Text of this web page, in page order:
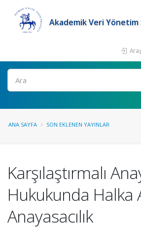
Akademik Veri Yönetim
Ara
ANA SAYFA SON EKLENEN YAYINLAR
Karşılaştırmalı
Hukukunda Halka
Anayasacılık